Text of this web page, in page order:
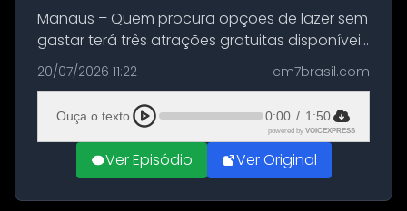
Manaus – Quem procura opções de lazer sem
gastar terá três atrações gratuitas disponíveis
entre esta segunda-feira (20) e quinta-feira
(23). A programação inclui uma exposição
dedicada à história das ...
20/07/2026 11:22 cm7brasil.com
Ouça o texto 0:00 / 1:50
powered by VOICEXPRESS
Ver Episódio Ver Original